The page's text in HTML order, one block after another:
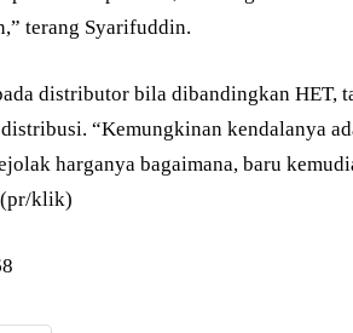
terang Syarifuddin.
distributor bila dibandingkan HET,
“Kemungkinan kendalanya
harganya bagaimana, baru
klik)